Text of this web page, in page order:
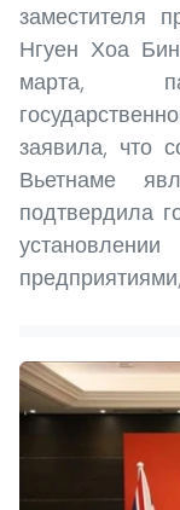
заместителя
Нгуен Хоа
марта,
заявила, что
Вьетнаме
подтвердила